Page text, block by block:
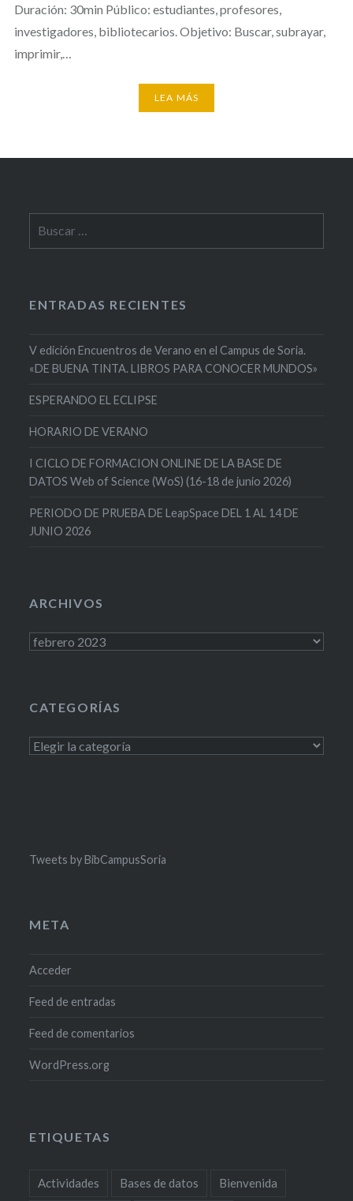
Duración: 30min Público: estudiantes, profesores,
investigadores, bibliotecarios. Objetivo: Buscar, subrayar,
imprimir,…
LEA MÁS
ENTRADAS RECIENTES
V edición Encuentros de Verano en el Campus de Soria.
«DE BUENA TINTA. LIBROS PARA CONOCER MUNDOS»
ESPERANDO EL ECLIPSE
HORARIO DE VERANO
I CICLO DE FORMACION ONLINE DE LA BASE DE
DATOS Web of Science (WoS) (16-18 de junio 2026)
PERIODO DE PRUEBA DE LeapSpace DEL 1 AL 14 DE
JUNIO 2026
ARCHIVOS
Archivos
CATEGORÍAS
Categorías
Tweets by BibCampusSoria
META
Acceder
Feed de entradas
Feed de comentarios
WordPress.org
ETIQUETAS
Actividades Bases de datos Bienvenida